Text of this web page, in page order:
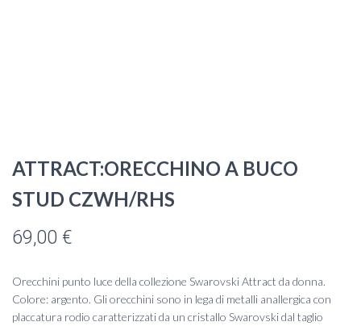
ATTRACT:ORECCHINO A BUCO
STUD CZWH/RHS
69,00 €
Orecchini punto luce della collezione Swarovski Attract da donna.
Colore: argento. Gli orecchini sono in lega di metalli anallergica con
placcatura rodio caratterizzati da un cristallo Swarovski dal taglio